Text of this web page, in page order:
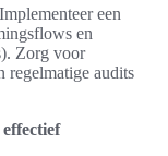
een
en
Zorg voor
regelmatige audits